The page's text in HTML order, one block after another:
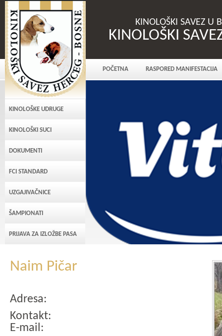
KINOLOŠKI SAVEZ U
KINOLOŠKI
POČETNA RASPORED MANIFESTACIJA
KINOLOŠKE UDRUGE
KINOLOŠKI SUCI
DOKUMENTI
FCI STANDARD
UZGAJIVAČNICE
ŠAMPIONATI
PRIJAVA ZA IZLOŽBE PASA
Naim Pičar
Adresa:
Kontakt:
E-mail: